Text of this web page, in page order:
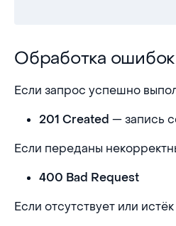
Обработка ошибок
Обработка ошибок
Если запрос успешно
201 Created — запись
Если переданы
400 Bad Request
Если отсутствует или